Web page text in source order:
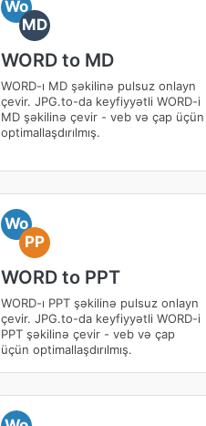
Wo
MD
WORD to MD
WORD-ı MD şəkilinə pulsuz onlayn
çevir. JPG.to-da keyfiyyətli WORD-i
MD şəkilinə çevir - veb və çap üçün
optimallaşdırılmış.
Wo
PP
WORD to PPT
WORD-ı PPT şəkilinə pulsuz onlayn
çevir. JPG.to-da keyfiyyətli WORD-i
PPT şəkilinə çevir - veb və çap
üçün optimallaşdırılmış.